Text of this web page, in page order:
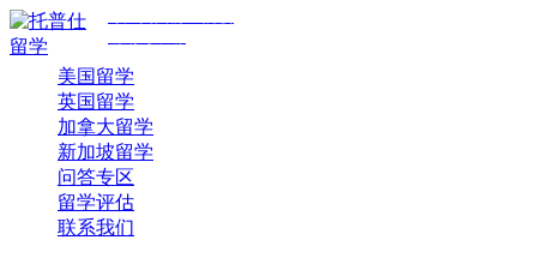
美国留学
英国留学
加拿大留学
新加坡留学
问答专区
留学评估
联系我们